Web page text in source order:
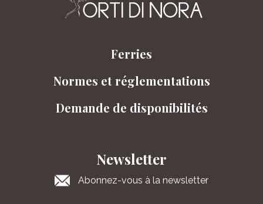
Ferries
Normes et réglementations
Demande de disponibilités
Newsletter
Abonnez-vous à la newsletter